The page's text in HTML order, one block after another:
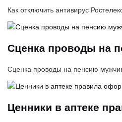
Как отключить антивирус
Сценка проводы на
Сценка проводы на пенсию
Ценники в аптеке